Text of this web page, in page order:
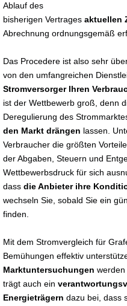
Ablauf des
bisherigen Vertrages aktuellen
Abrechnung ordnungsgemäß
Das Procedere ist also sehr
von den umfangreichen
Stromversorger Ihren
ist der Wettbewerb groß, denn
Deregulierung des
den Markt drängen lassen.
Verbraucher die größten
der Abgaben, Steuern und
Wettbewerbsdruck für sich
dass die Anbieter ihre
wechseln Sie, sobald Sie ein
finden.
Mit dem Stromvergleich für
Bemühungen effektiv
Marktuntersuchungen
trägt auch ein
Energieträgern dazu bei, dass